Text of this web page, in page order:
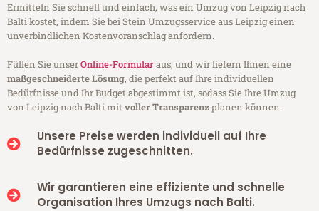
Ermitteln Sie schnell und einfach, was ein Umzug von Leipzig nach
Balti kostet, indem Sie bei Stein Umzugsservice aus Leipzig einen
unverbindlichen Kostenvoranschlag anfordern.
Füllen Sie unserOnline-Formularaus, und wir liefern Ihnen eine
maßgeschneiderte Lösung, die perfekt auf Ihre individuellen
Bedürfnisse und Ihr Budget abgestimmt ist, sodass Sie Ihre Umzug
von Leipzig nach Balti mitvoller Transparenzplanen können.
Unsere Preise werden individuell auf Ihre
Bedürfnisse zugeschnitten.
Wir garantieren eine effiziente und schnelle
Organisation Ihres Umzugs nach Balti.